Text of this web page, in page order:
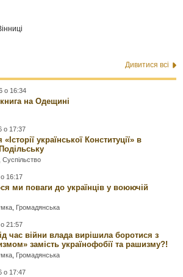
Дивитися всі
о 16:34
на Одещині
о 17:37
«Історії української Конституції» в
,Суспільство
о 16:17
ми поваги до українців у воюючій
Громадянська
о 21:57
час війни влада вирішила боротися з
замість українофобії та рашизму?!
Громадянська
о 17:47